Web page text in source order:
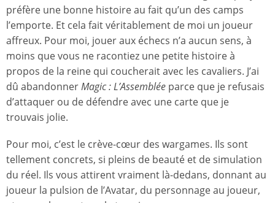
préfère une bonne histoire au fait qu’un des camps
l’emporte. Et cela fait véritablement de moi un joueur
affreux. Pour moi, jouer aux échecs n’a aucun sens, à
moins que vous ne racontiez une petite histoire à
propos de la reine qui coucherait avec les cavaliers. J’ai
dû abandonnerMagic : L’Assemblée parce que je refusais
d’attaquer ou de défendre avec une carte que je
trouvais jolie.
Pour moi, c’est le crève-cœur des wargames. Ils sont
tellement concrets, si pleins de beauté et de simulation
du réel. Ils vous attirent vraiment là-dedans, donnant au
joueur la pulsion de l’Avatar, du personnage au joueur,